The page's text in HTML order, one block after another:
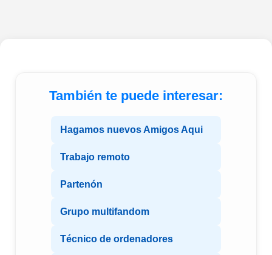
También te puede interesar:
Hagamos nuevos Amigos Aqui
Trabajo remoto
Partenón
Grupo multifandom
Técnico de ordenadores